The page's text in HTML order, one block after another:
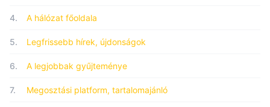
4. A hálózat főoldala
5. Legfrissebb hírek, újdonságok
6. A legjobbak gyűjteménye
7. Megosztási platform, tartalomajánló